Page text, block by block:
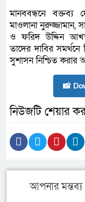
মানববন্ধনে বক্তব্য
মাওলানা নুরুজ্জামান,
ও ফরিদ উদ্দিন
তাদের দাবির সমর্থনে
সুশাসন নিশ্চিত করার
📸
নিউজটি শেয়ার
আপনার মন্তব্য